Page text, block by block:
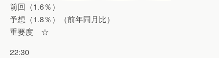
前回（1.6％）
予想（1.8％）（前年同月比）
重要度 ☆
22:30